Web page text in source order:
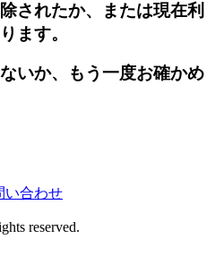
されたか、または現在利
ます。
いか、もう一度お確かめ
い合わせ
reserved.